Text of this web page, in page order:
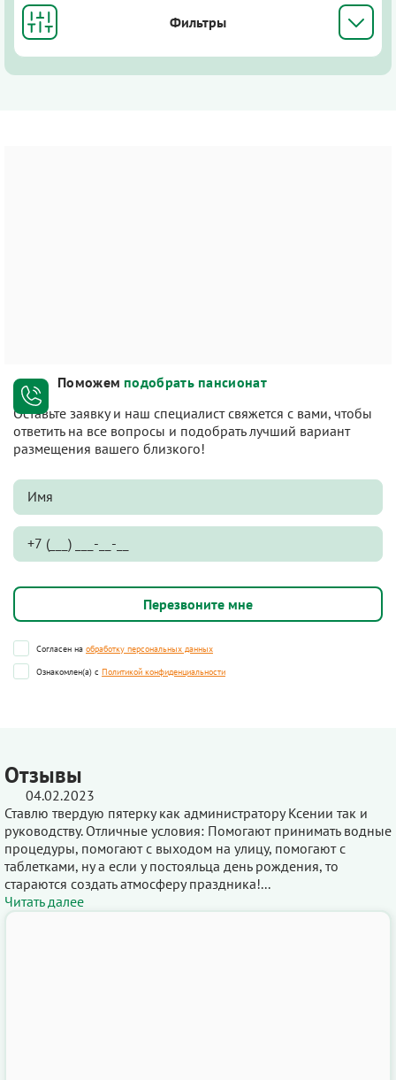
Фильтры
Поможем подобрать пансионат
Оставьте заявку и наш специалист свяжется с вами, чтобы
ответить на все вопросы и подобрать лучший вариант
размещения вашего близкого!
Согласен на обработку персональных данных
Ознакомлен(а) с Политикой конфиденциальности
Отзывы
04.02.2023
Ставлю твердую пятерку как администратору Ксении так и
руководству. Отличные условия: Помогают принимать водные
процедуры, помогают с выходом на улицу, помогают с
таблетками, ну а если у постояльца день рождения, то
стараются создать атмосферу праздника!...
Читать далее